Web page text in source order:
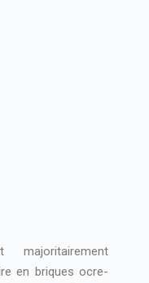
en briques ocre-